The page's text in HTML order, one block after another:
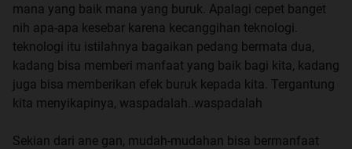
mana yang baik mana yang buruk. Apalagi cepet banget
nih apa-apa kesebar karena kecanggihan teknologi.
teknologi itu istilahnya bagaikan pedang bermata dua,
kadang bisa memberi manfaat yang baik bagi kita, kadang
juga bisa memberikan efek buruk kepada kita. Tergantung
kita menyikapinya, waspadalah..waspadalah
Sekian dari ane gan, mudah-mudahan bisa bermanfaat